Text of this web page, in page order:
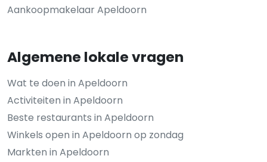
Aankoopmakelaar Apeldoorn
Algemene lokale vragen
Wat te doen in Apeldoorn
Activiteiten in Apeldoorn
Beste restaurants in Apeldoorn
Winkels open in Apeldoorn op zondag
Markten in Apeldoorn